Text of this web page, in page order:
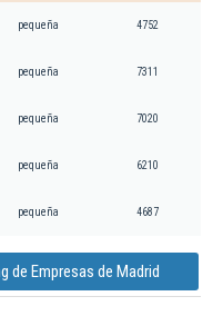
pequeña 4752
pequeña 7311
pequeña 7020
pequeña 6210
pequeña 4687
de Empresas de Madrid